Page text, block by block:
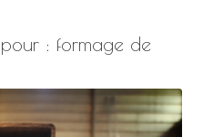
: formage de